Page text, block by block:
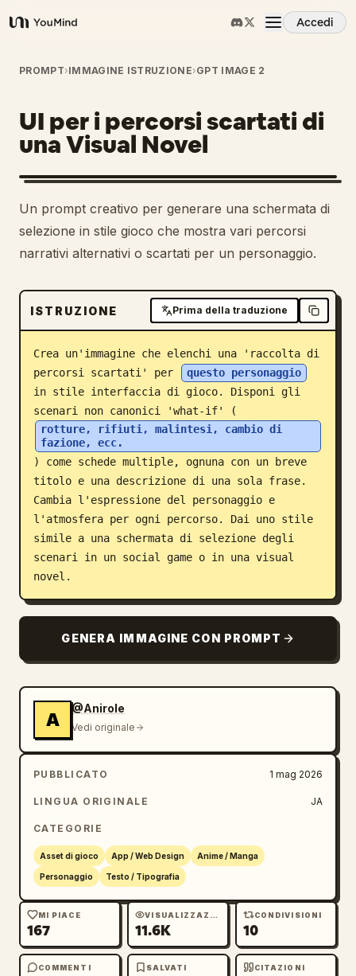
YouMind
Accedi
Panoramica
Casi d'uso
Abilità
Prompt
Scarica
Blog
Aggiornamenti
PROMPT›IMMAGINE ISTRUZIONE›GPT IMAGE 2
UI per i percorsi scartati di
una Visual Novel
Un prompt creativo per generare una schermata di
selezione in stile gioco che mostra vari percorsi
narrativi alternativi o scartati per un personaggio.
ISTRUZIONE Prima della traduzione
Crea un'immagine che elenchi una 'raccolta di
percorsi scartati' per
questo personaggio
in stile interfaccia di gioco. Disponi gli
scenari non canonici 'what-if' (
rotture, rifiuti, malintesi, cambio di
fazione, ecc.
) come schede multiple, ognuna con un breve
titolo e una descrizione di una sola frase.
Cambia l'espressione del personaggio e
l'atmosfera per ogni percorso. Dai uno stile
simile a una schermata di selezione degli
scenari in un social game o in una visual
novel.
GENERA IMMAGINE CON PROMPT
A
@Anirole
Vedi originale
PUBBLICATO 1 mag 2026
LINGUA ORIGINALE JA
CATEGORIE
Asset di gioco App / Web Design Anime / Manga
Personaggio Testo / Tipografia
MI PIACE
167
VISUALIZZAZIONI
11.6K
CONDIVISIONI
10
COMMENTI SALVATI CITAZIONI